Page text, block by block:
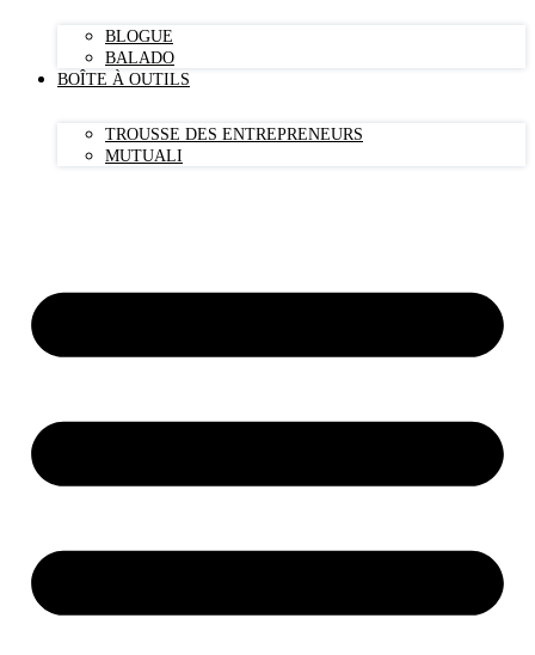
BLOGUE
BALADO
BOÎTE À OUTILS
TROUSSE DES ENTREPRENEURS
MUTUALI